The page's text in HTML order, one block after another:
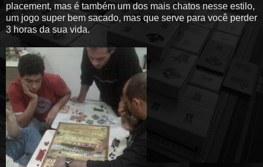
placement, mas é também um dos mais chatos nesse estilo,
um jogo super bem sacado, mas que serve para você perder
3 horas da sua vida.